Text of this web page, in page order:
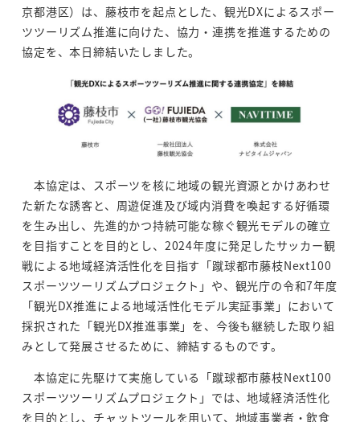
京都港区）は、藤枝市を起点とした、観光DXによるスポー
ツツーリズム推進に向けた、協力・連携を推進するための
協定を、本日締結いたしました。
本協定は、スポーツを核に地域の観光資源とかけあわせ
た新たな誘客と、周遊促進及び域内消費を喚起する好循環
を生み出し、先進的かつ持続可能な稼ぐ観光モデルの確立
を目指すことを目的とし、2024年度に発足したサッカー観
戦による地域経済活性化を目指す「蹴球都市藤枝Next100
スポーツツーリズムプロジェクト」や、観光庁の令和7年度
「観光DX推進による地域活性化モデル実証事業」において
採択された「観光DX推進事業」を、今後も継続した取り組
みとして発展させるために、締結するものです。
本協定に先駆けて実施している「蹴球都市藤枝Next100
スポーツツーリズムプロジェクト」では、地域経済活性化
を目的とし、チャットツールを用いて、地域事業者・飲食